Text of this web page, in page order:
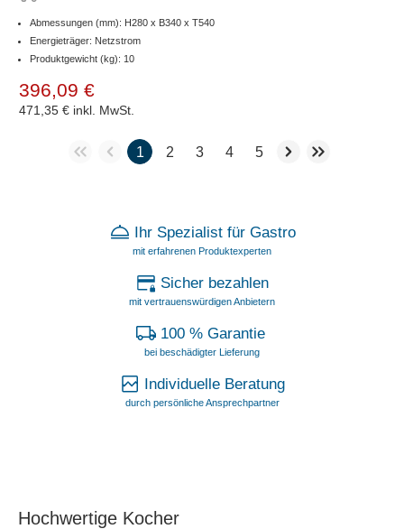
Abmessungen (mm): H280 x B340 x T540
Energieträger: Netzstrom
Produktgewicht (kg): 10
396,09 €
471,35 € inkl. MwSt.
1 2 3 4 5
Ihr Spezialist für Gastro
mit erfahrenen Produktexperten
Sicher bezahlen
mit vertrauenswürdigen Anbietern
100 % Garantie
bei beschädigter Lieferung
Individuelle Beratung
durch persönliche Ansprechpartner
Hochwertige Kocher